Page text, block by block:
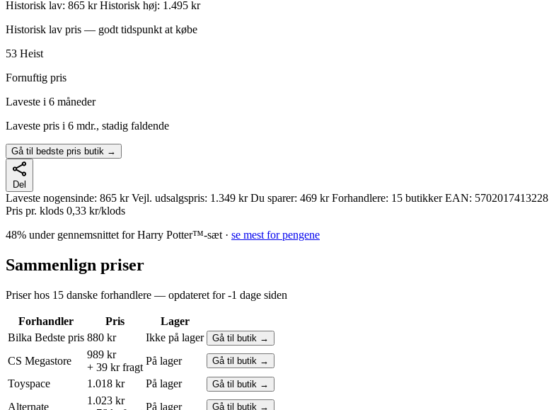
Historisk lav: 865 kr Historisk høj: 1.495 kr
Historisk lav pris — godt tidspunkt at købe
53 Heist
Fornuftig pris
Laveste i 6 måneder
Laveste pris i 6 mdr., stadig faldende
Gå til bedste pris butik →
Del
Laveste nogensinde: 865 kr Vejl. udsalgspris: 1.349 kr Du sparer: 469 kr Forhandlere: 15 butikker EAN: 5702017413228
Pris pr. klods 0,33 kr/klods
48% under gennemsnittet for Harry Potter™-sæt · se mest for pengene
Sammenlign priser
Priser hos 15 danske forhandlere — opdateret for -1 dage siden
Forhandler Pris
Lager
Bilka Bedste pris 880 kr Ikke på lager Gå til butik →
CS Megastore
989 kr
+ 39 kr fragt
På lager Gå til butik →
Toyspace 1.018 kr På lager Gå til butik →
Alternate
1.023 kr
På lager Gå til butik →